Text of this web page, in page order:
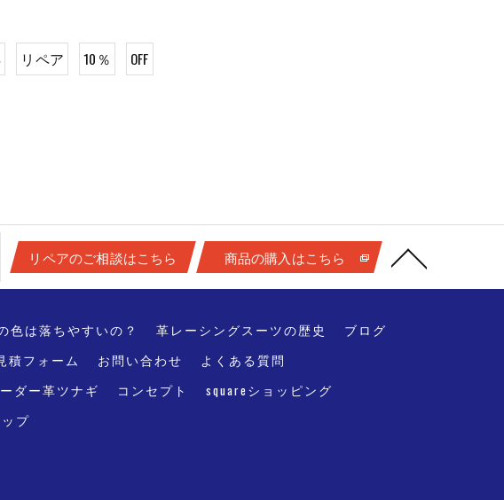
リペア 10％ OFF
リペアのご相談はこちら 商品の購入はこちら
色は落ちやすいの？ 革レーシングスーツの歴史
ブログ
積フォーム お問い合わせ
よくある質問
ダー革ツナギ コンセプト
squareショッピング
プ